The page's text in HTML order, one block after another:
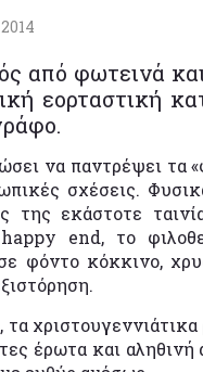
από φωτεινά
εορταστική
να παντρέψει τα
σχέσεις.
της εκάστοτε
end, το
φόντο κόκκινο,
τα
έρωτα και